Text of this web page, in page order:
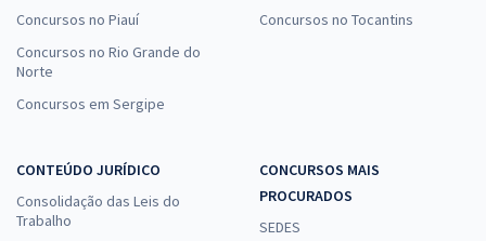
Concursos no Piauí
Concursos no Rio Grande do
Norte
Concursos em Sergipe
Concursos no Tocantins
CONTEÚDO JURÍDICO
Consolidação das Leis do
Trabalho
CONCURSOS MAIS
PROCURADOS
SEDES